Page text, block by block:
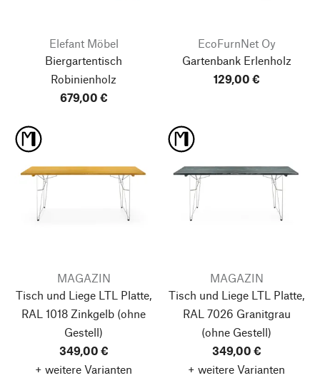
Elefant Möbel
Biergartentisch
Robinienholz
679,00 €
EcoFurnNet Oy
Gartenbank Erlenholz
129,00 €
MAGAZIN
Tisch und Liege LTL Platte,
RAL 1018 Zinkgelb (ohne
Gestell)
349,00 €
+ weitere Varianten
MAGAZIN
Tisch und Liege LTL Platte,
RAL 7026 Granitgrau
(ohne Gestell)
349,00 €
+ weitere Varianten